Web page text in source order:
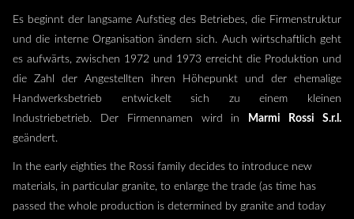
Es beginnt der langsame Aufstieg des Betriebes, die Firmenstruktur
und die interne Organisation ändern sich. Auch wirtschaftlich geht
es aufwärts, zwischen 1972 und 1973 erreicht die Produktion und
die Zahl der Angestellten ihren Höhepunkt und der ehemalige
Handwerksbetrieb entwickelt sich zu einem kleinen
Industriebetrieb. Der Firmennamen wird in
Marmi Rossi S.r.l.
geändert.
In the early eighties the Rossi family decides to introduce new
materials, in particular granite, to enlarge the trade (as time has
passed the whole production is determined by granite and today